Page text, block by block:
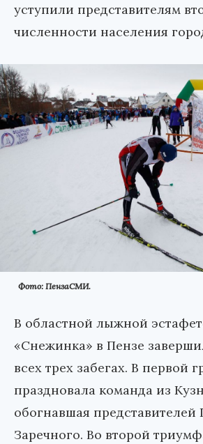
уступили представителям
численности населения
Фото: ПензаСМИ.
В областной лыжной
«Снежинка» в Пензе
всех трех забегах. В первой
праздновала команда из
обогнавшая представителей
Заречного. Во второй